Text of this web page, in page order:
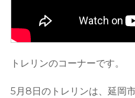
トレリンのコーナーです。
5月8日のトレリンは、延岡